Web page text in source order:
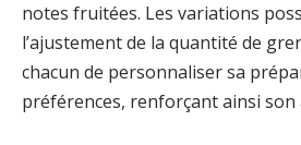
notes fruitées. Les variations
l’ajustement de la quantité de
chacun de personnaliser sa
préférences, renforçant ainsi